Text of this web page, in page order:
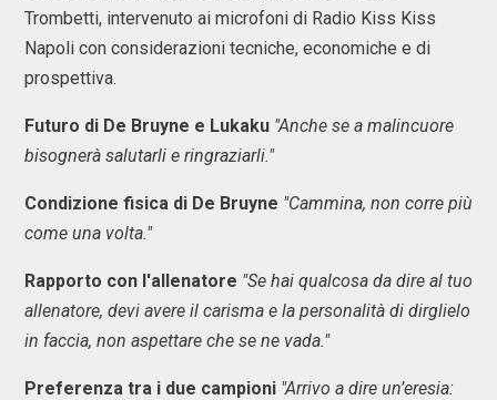
Trombetti, intervenuto ai microfoni di Radio Kiss Kiss
Napoli con considerazioni tecniche, economiche e di
prospettiva.
Futuro di De Bruyne e Lukaku "Anche se a malincuore
bisognerà salutarli e ringraziarli."
Condizione fisica di De Bruyne "Cammina, non corre più
come una volta."
Rapporto con l'allenatore "Se hai qualcosa da dire al tuo
allenatore, devi avere il carisma e la personalità di dirglielo
in faccia, non aspettare che se ne vada."
Preferenza tra i due campioni "Arrivo a dire un’eresia: